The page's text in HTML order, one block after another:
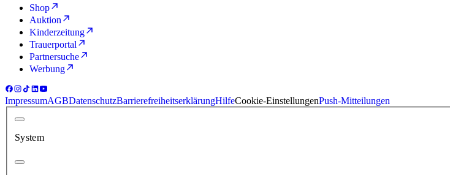
Shop
Auktion
Kinderzeitung
Trauerportal
Partnersuche
Werbung
ImpressumAGBDatenschutzBarrierefreiheitserklärungHilfeCookie-EinstellungenPush-Mitteilungen
System